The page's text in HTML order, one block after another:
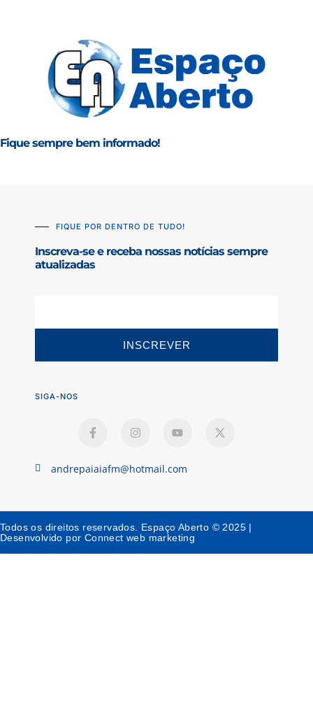
Fique sempre bem informado!
FIQUE POR DENTRO DE TUDO!
Inscreva-se e receba nossas notícias sempre
atualizadas
INSCREVER
SIGA-NOS
andrepaiaiafm@hotmail.com
Todos os direitos reservados. Espaço Aberto © 2025 |
Desenvolvido por Connect web marketing